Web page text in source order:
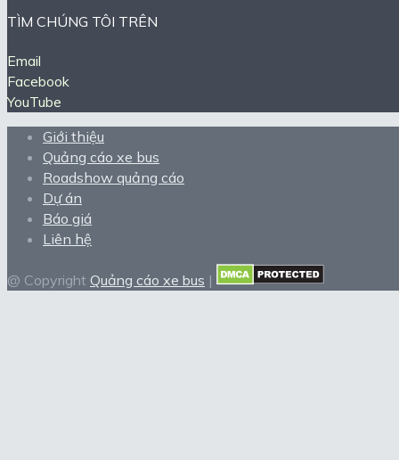
TÌM CHÚNG TÔI TRÊN
Email
Facebook
YouTube
Giới thiệu
Quảng cáo xe bus
Roadshow quảng cáo
Dự án
Báo giá
Liên hệ
@ Copyright Quảng cáo xe bus |